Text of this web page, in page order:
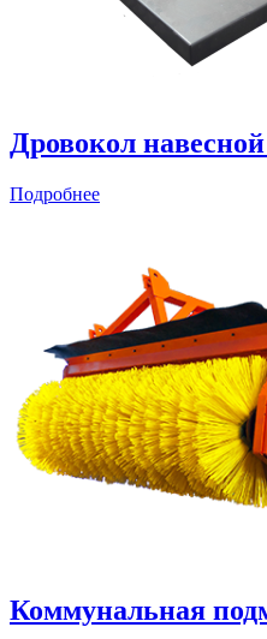
Дровокол
Подробнее
Коммунальная